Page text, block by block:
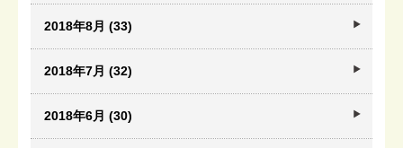
2018年8月 (33)
2018年7月 (32)
2018年6月 (30)